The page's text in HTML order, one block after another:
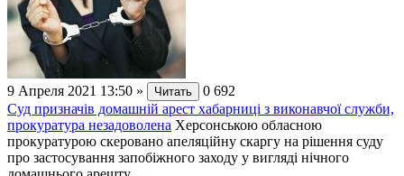
9 Апреля 2021 13:50 » Читать 0 692
Суд призначів домашній арест хабарниці з виконавчої служби,
прокуратура незадоволена Херсонською обласною
прокуратурою скеровано апеляційну скаргу на рішення суду
про застосування запобіжного заходу у вигляді нічного